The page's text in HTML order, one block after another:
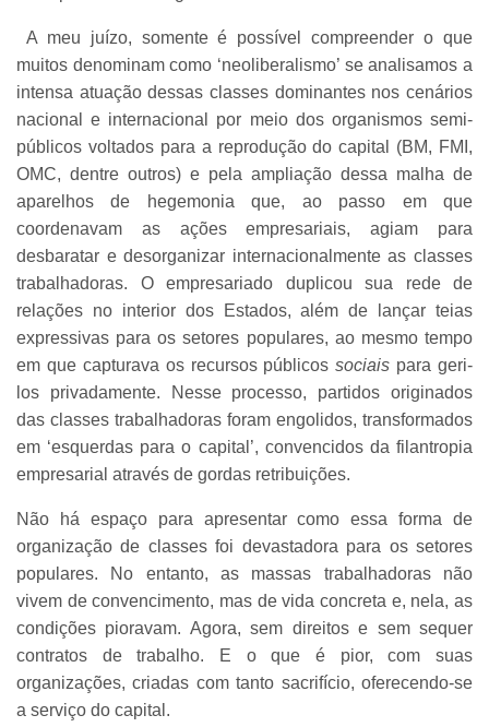
A meu juízo, somente é possível compreender o que
muitos denominam como ‘neoliberalismo’ se analisamos a
intensa atuação dessas classes dominantes nos cenários
nacional e internacional por meio dos organismos semi-
públicos voltados para a reprodução do capital (BM, FMI,
OMC, dentre outros) e pela ampliação dessa malha de
aparelhos de hegemonia que, ao passo em que
coordenavam as ações empresariais, agiam para
desbaratar e desorganizar internacionalmente as classes
trabalhadoras. O empresariado duplicou sua rede de
relações no interior dos Estados, além de lançar teias
expressivas para os setores populares, ao mesmo tempo
em que capturava os recursos públicossociais para geri-
los privadamente. Nesse processo, partidos originados
das classes trabalhadoras foram engolidos, transformados
em ‘esquerdas para o capital’, convencidos da filantropia
empresarial através de gordas retribuições.
Não há espaço para apresentar como essa forma de
organização de classes foi devastadora para os setores
populares. No entanto, as massas trabalhadoras não
vivem de convencimento, mas de vida concreta e, nela, as
condições pioravam. Agora, sem direitos e sem sequer
contratos de trabalho. E o que é pior, com suas
organizações, criadas com tanto sacrifício, oferecendo-se
a serviço do capital.